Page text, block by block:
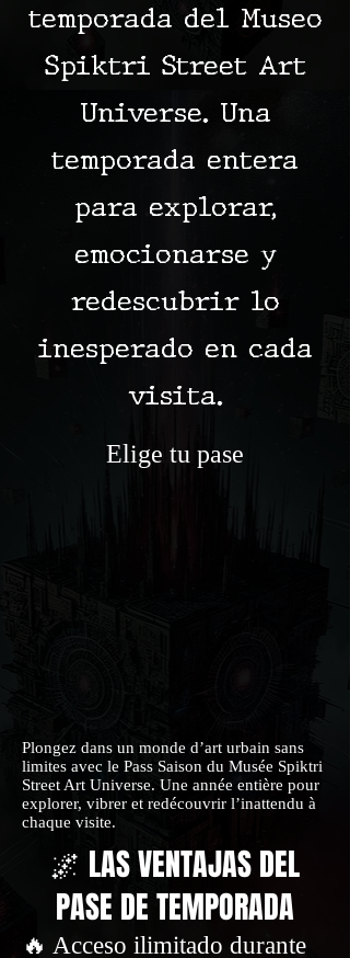
temporada del Museo
Spiktri Street Art
Universe. Una
temporada entera
para explorar,
emocionarse y
redescubrir lo
inesperado en cada
visita.
Elige tu pase
Plongez dans un monde d’art urbain sans
limites avec le Pass Saison du Musée Spiktri
Street Art Universe. Une année entière pour
explorer, vibrer et redécouvrir l’inattendu à
chaque visite.
🌌 LAS VENTAJAS DEL
PASE DE TEMPORADA
🔥 Acceso ilimitado durante